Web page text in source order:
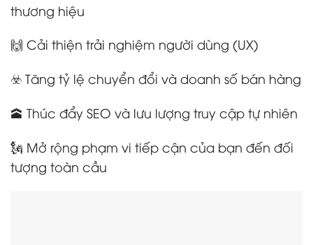
thương hiệu
🙌 Cải thiện trải nghiệm người dùng (UX)
☣️ Tăng tỷ lệ chuyển đổi và doanh số bán hàng
🕋 Thúc đẩy SEO và lưu lượng truy cập tự nhiên
🗽 Mở rộng phạm vi tiếp cận của bạn đến đối
tượng toàn cầu